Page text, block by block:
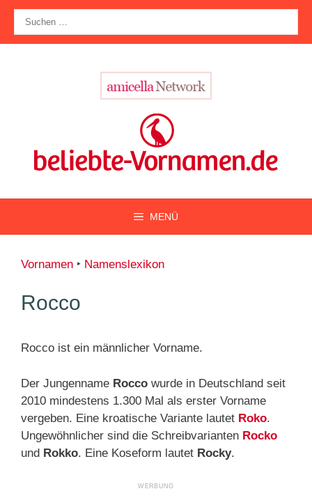
Zum
Inhalt
springen
nach:
MENÜ
Vornamen ‣ Namenslexikon
Rocco
Rocco ist ein männlicher Vorname.
Der Jungenname Rocco wurde in Deutschland seit
2010 mindestens 1.300 Mal als erster Vorname
vergeben. Eine kroatische Variante lautet Roko.
Ungewöhnlicher sind die Schreibvarianten Rocko
und Rokko. Eine Koseform lautet Rocky.